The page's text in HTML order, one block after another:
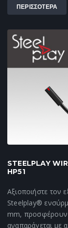
ΠΕΡΙΣΣΟΤΕΡΑ
STEELPLAY
HP51
Αξιοποιήστε τον
Steelplay®
mm, προσφέρουν
αναπαράγεται με